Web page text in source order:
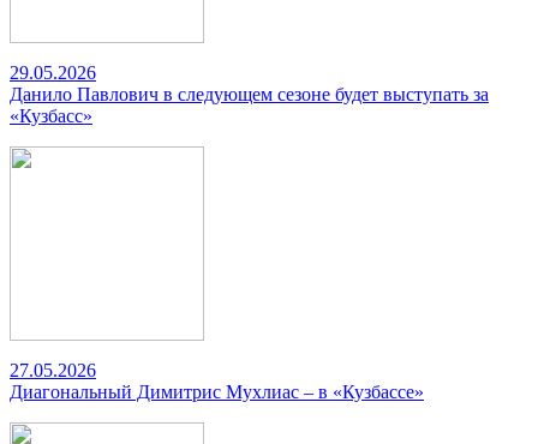
29.05.2026
Данило Павлович в следующем сезоне будет выступать за
«Кузбасс»
27.05.2026
Диагональный Димитрис Мухлиас – в «Кузбассе»